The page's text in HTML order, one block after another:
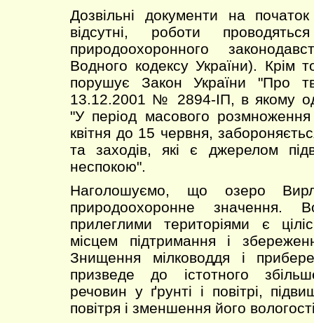
Дозвільні документи на початок
відсутні, роботи
природоохоронного
Водного кодексу України). Крім
порушує Закон України "Про
13.12.2001 № 2894-ІП, в якому
"У період масового
квітня до 15 червня,
та заходів, які є джерелом
неспокою".
Наголошуємо, що озеро
природоохоронне значення.
прилеглими територіями є
місцем підтримання і
Знищення мілководдя і
призведе до істотного
речовин у ґрунті і повітрі,
повітря і зменшення його